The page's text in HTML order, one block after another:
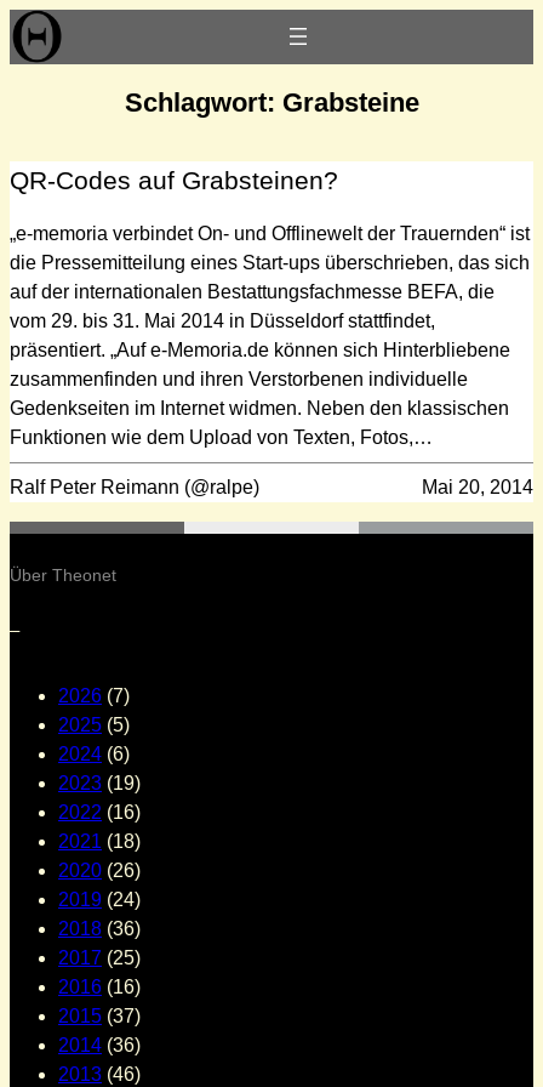
Zum
Inhalt
Schlagwort: Grabsteine
QR-Codes auf Grabsteinen?
„e-memoria verbindet On- und Offlinewelt der Trauernden“ ist
die Pressemitteilung eines Start-ups überschrieben, das sich
auf der internationalen Bestattungsfachmesse BEFA, die
vom 29. bis 31. Mai 2014 in Düsseldorf stattfindet,
präsentiert. „Auf e-Memoria.de können sich Hinterbliebene
zusammenfinden und ihren Verstorbenen individuelle
Gedenkseiten im Internet widmen. Neben den klassischen
Funktionen wie dem Upload von Texten, Fotos,…
Ralf Peter Reimann (@ralpe) Mai 20, 2014
Über Theonet
–
2026 (7)
2025 (5)
2024 (6)
2023 (19)
2022 (16)
2021 (18)
2020 (26)
2019 (24)
2018 (36)
2017 (25)
2016 (16)
2015 (37)
2014 (36)
2013 (46)